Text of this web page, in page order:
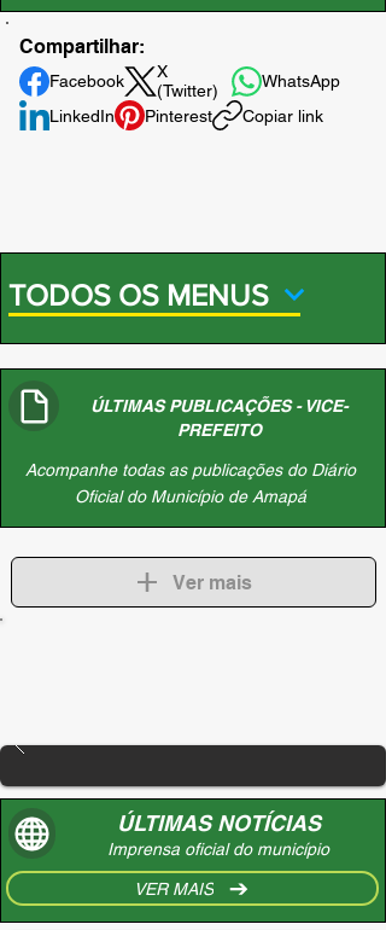
Compartilhar:
Facebook
X
(Twitter)
WhatsApp
LinkedIn
Pinterest Copiar link
TODOS OS MENUS
ÚLTIMAS PUBLICAÇÕES - VICE-
PREFEITO
Acompanhe todas as publicações do Diário
Oficial do Município de Amapá
Ver mais
Imprensa oficial do município
ÚLTIMAS NOTÍCIAS
VER MAIS